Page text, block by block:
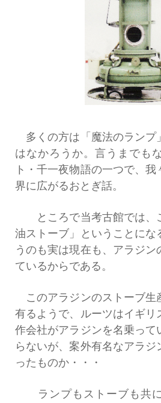
多くの方は「魔法のランプ
はなかろうか。言うまでも
ト・千一夜物語の一つで、
界に広がるおとぎ話。
ところで当考古館では、
油ストーブ」ということにな
うのも実は現在も、アラジン
ているからである。
このアラジンのストーブ生
有るようで、ルーツはイギリ
作会社がアラジンを名乗って
らないが、案外有名なアラ
ったものか・・・
ランプもストーブも共に